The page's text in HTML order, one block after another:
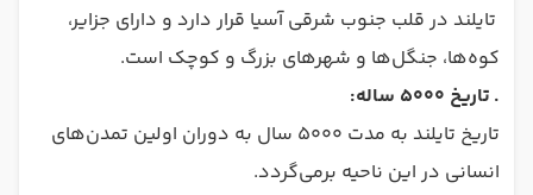
تایلند در قلب جنوب شرقی آسیا قرار دارد و دارای جزایر،
کوه‌ها، جنگل‌ها و شهرهای بزرگ و کوچک است.
. تاریخ 5000 ساله:
تاریخ تایلند به مدت 5000 سال به دوران اولین تمدن‌های
انسانی در این ناحیه برمی‌گردد.